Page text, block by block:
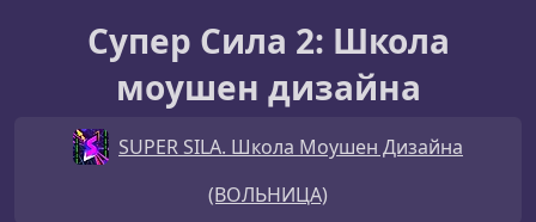
Супер Сила 2: Школа
моушен дизайна
SUPER SILA. Школа Моушен Дизайна
(ВОЛЬНИЦА)